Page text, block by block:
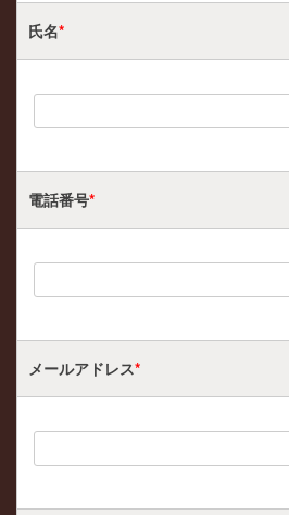
氏名*
電話番号*
メールアドレス*